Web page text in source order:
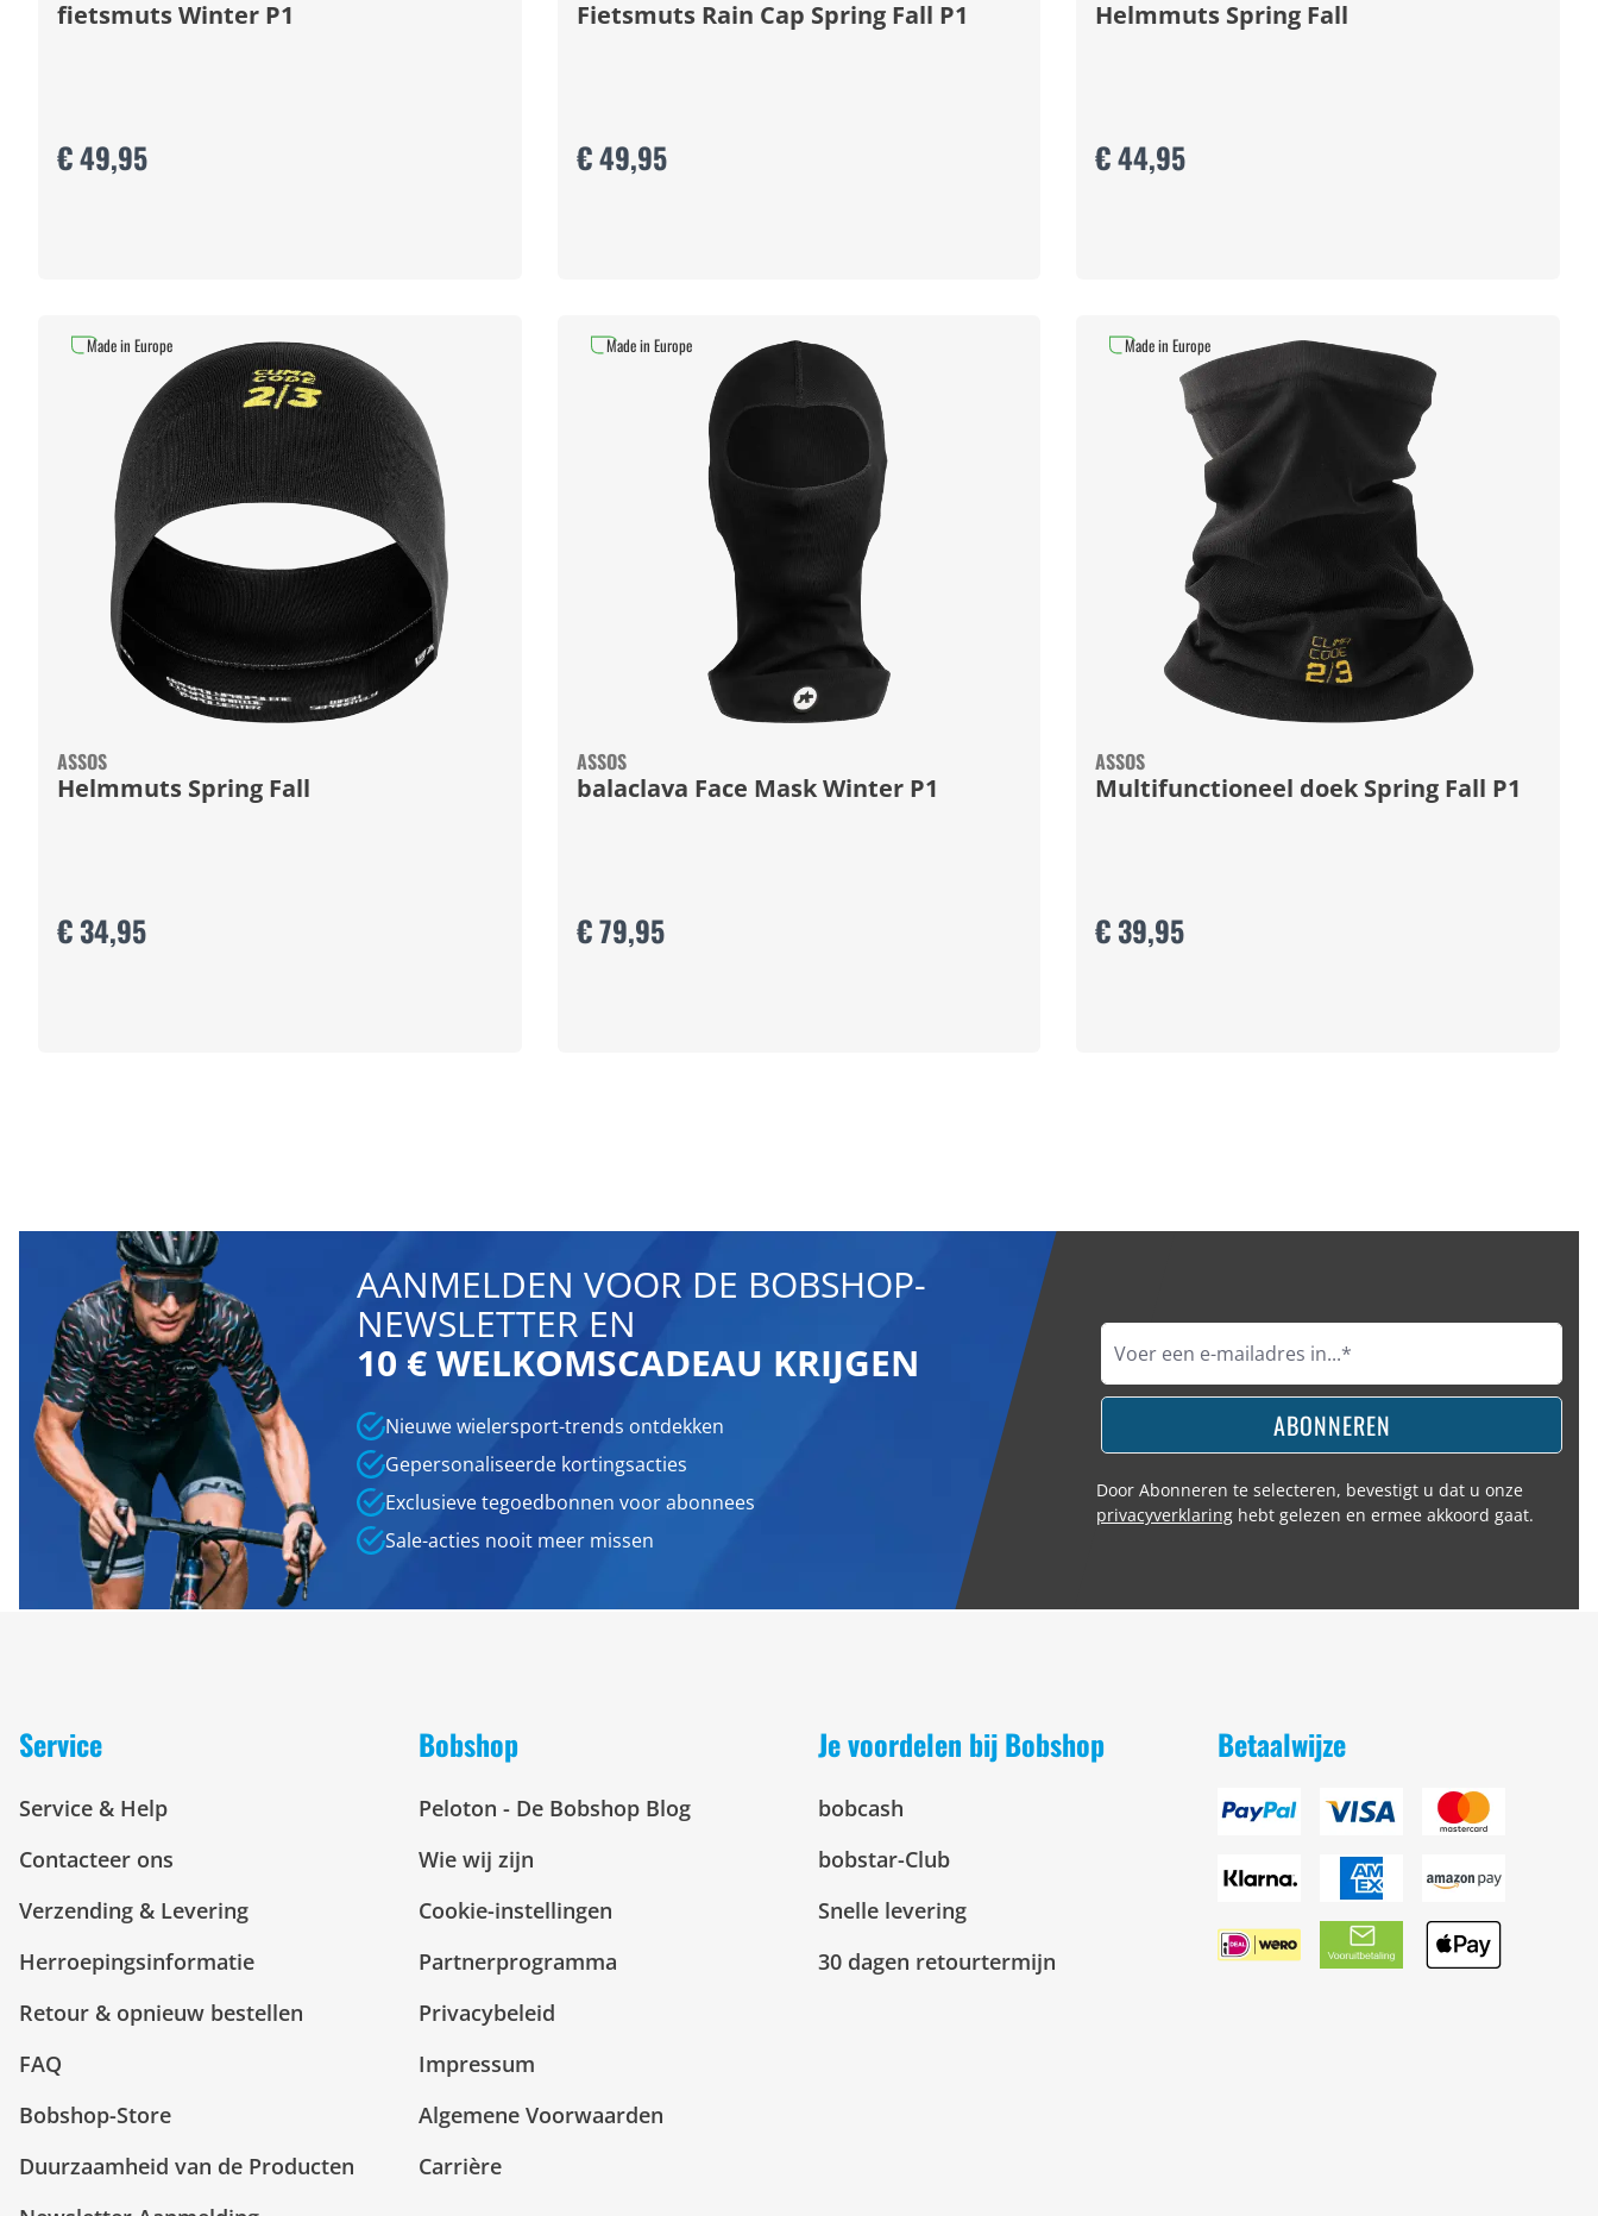
fietsmuts Winter P1
€ 49,95
Fietsmuts Rain Cap Spring Fall P1
€ 49,95
Helmmuts Spring Fall
€ 44,95
ASSOS
Helmmuts Spring Fall
€ 34,95
Made in Europe
ASSOS
balaclava Face Mask Winter P1
€ 79,95
Made in Europe
ASSOS
Multifunctioneel doek Spring Fall P1
€ 39,95
Made in Europe
AANMELDEN VOOR DE BOBSHOP-
NEWSLETTER EN
10 € WELKOMSCADEAU KRIJGEN
Nieuwe wielersport-trends ontdekken
Gepersonaliseerde kortingsacties
Exclusieve tegoedbonnen voor abonnees
Sale-acties nooit meer missen
ABONNEREN
Door Abonneren te selecteren, bevestigt u dat u onze
privacyverklaring hebt gelezen en ermee akkoord gaat.
Service
Service & Help
Contacteer ons
Verzending & Levering
Herroepingsinformatie
Retour & opnieuw bestellen
FAQ
Bobshop-Store
Duurzaamheid van de Producten
Bobshop
Peloton - De Bobshop Blog
Wie wij zijn
Cookie-instellingen
Partnerprogramma
Privacybeleid
Impressum
Algemene Voorwaarden
Carrière
Je voordelen bij Bobshop
bobcash
bobstar-Club
Snelle levering
30 dagen retourtermijn
Betaalwijze